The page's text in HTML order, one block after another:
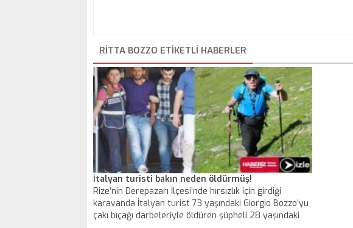
RITTA BOZZO ETIKETLI HABERLER
İtalyan turisti bakın neden öldürmüş!
Rize’nin Derepazarı İlçesi’nde hırsızlık için girdiği
karavanda İtalyan turist 73 yaşındaki Giorgio Bozzo’yu
çakı bıçağı darbeleriyle öldüren şüpheli 28 yaşındaki